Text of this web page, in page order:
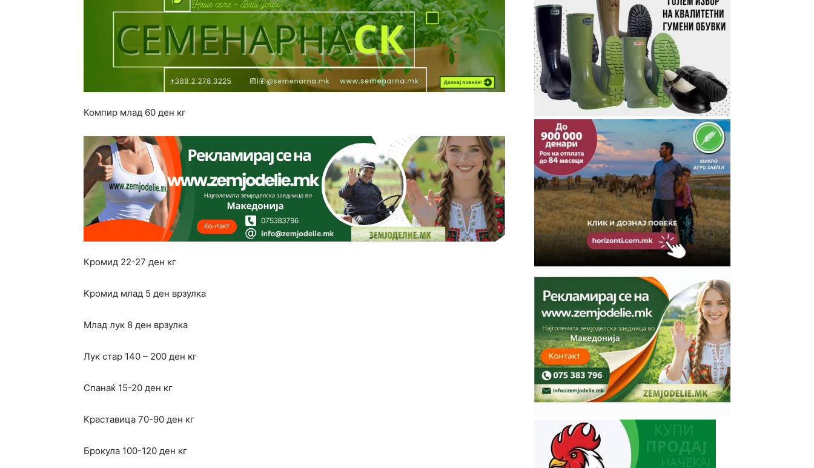
Компир млад 60 ден кг
Кромид 22-27 ден кг
Кромид млад 5 ден врзулка
Млад лук 8 ден врзулка
Лук стар 140 – 200 ден кг
Спанаќ 15-20 ден кг
Краставица 70-90 ден кг
Брокула 100-120 ден кг